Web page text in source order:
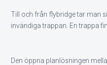
Till och från flybridge tar man
invändiga trappan. En trappa
Den öppna planlösningen